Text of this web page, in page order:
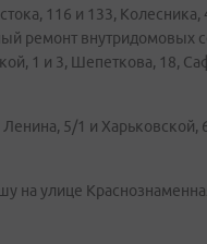
116 и 133,
ремонт внутридомовых
1 и 3, Шепеткова, 18,
5/1 и Харьковской,
на улице